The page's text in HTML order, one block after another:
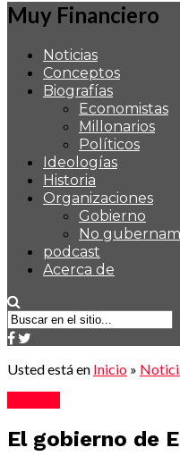
Muy Financiero
Noticias
Conceptos
Biografías
Economistas
Millonarios
Políticos
Ideologías
Historia
Organizaciones
Gobierno
No
podcast
Acerca de
Usted está en Inicio »
El gobierno de